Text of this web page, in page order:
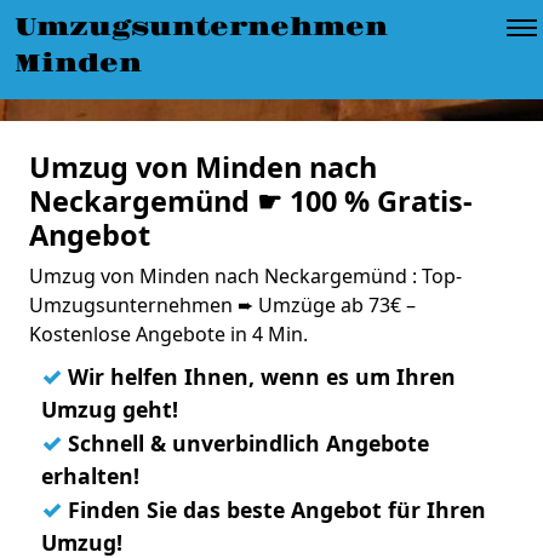
Umzugsunternehmen
Minden
Umzug von Minden nach
Neckargemünd ☛ 100 % Gratis-
Angebot
Umzug von Minden nach Neckargemünd : Top-
Umzugsunternehmen ➨ Umzüge ab 73€ –
Kostenlose Angebote in 4 Min.
✓ Wir helfen Ihnen, wenn es um Ihren
Umzug geht!
✓ Schnell & unverbindlich Angebote
erhalten!
✓ Finden Sie das beste Angebot für Ihren
Umzug!